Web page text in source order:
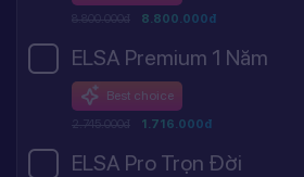
8.800.000đ 8.800.000đ
ELSA Premium 1 Năm
Best choice
2.745.000đ 1.716.000đ
ELSA Pro Trọn Đời